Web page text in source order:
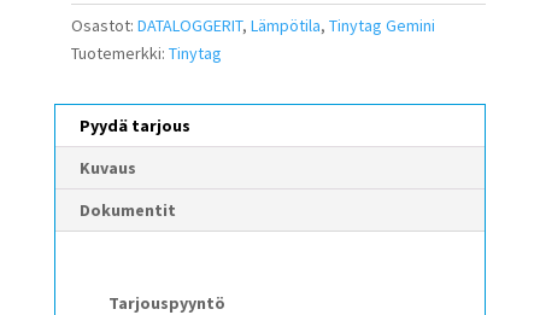
Osastot: DATALOGGERIT, Lämpötila, Tinytag Gemini
Tuotemerkki: Tinytag
Pyydä tarjous
Kuvaus
Dokumentit
Tarjouspyyntö